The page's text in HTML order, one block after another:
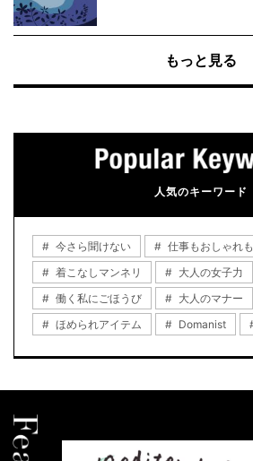
もっと見る
人気のキーワード
今さら聞けない 仕事もおしゃれも
着こなしマンネリ
大人の女子力
働く私にごほうび
大人のマナー
ほめられアイテム
Domanist